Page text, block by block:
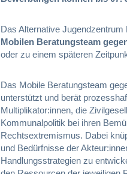
Das Alternative
Mobilen Beratungsteam
oder zu einem späteren
Das Mobile Beratungsteam
unterstützt und berät
Multiplikator:innen, die
Kommunalpolitik bei ihren
Rechtsextremismus. Dabei
und Bedürfnisse der
Handlungsstrategien zu